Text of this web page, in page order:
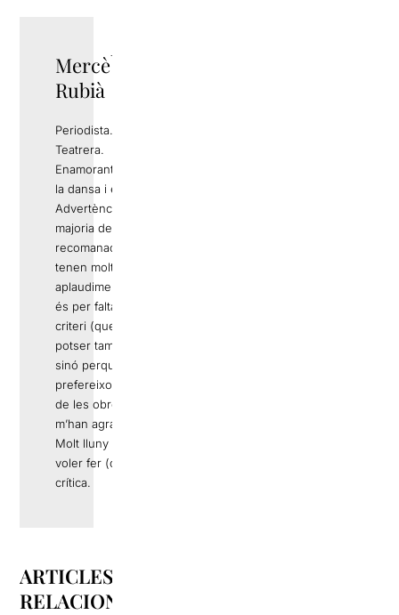
Mercè
Rubià
TWITTER
Periodista.
Teatrera.
Enamorant-me de
la dansa i el circ.
Advertència: Si la
majoria de
recomanacions
tenen molts
aplaudiments no
és per falta de
criteri (que
potser també),
sinó perquè
prefereixo parlar
de les obres que
m’han agradat.
Molt lluny de
voler fer (o ser)
crítica.
ARTICLES
RELACIONATS